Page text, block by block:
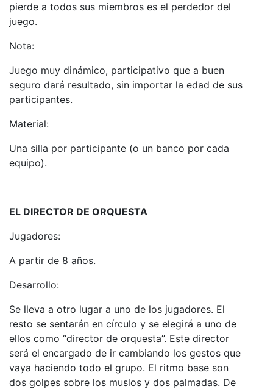
pierde a todos sus miembros es el perdedor del
juego.
Nota:
Juego muy dinámico, participativo que a buen
seguro dará resultado, sin importar la edad de sus
participantes.
Material:
Una silla por participante (o un banco por cada
equipo).
EL DIRECTOR DE ORQUESTA
Jugadores:
A partir de 8 años.
Desarrollo:
Se lleva a otro lugar a uno de los jugadores. El
resto se sentarán en círculo y se elegirá a uno de
ellos como “director de orquesta”. Este director
será el encargado de ir cambiando los gestos que
vaya haciendo todo el grupo. El ritmo base son
dos golpes sobre los muslos y dos palmadas. De